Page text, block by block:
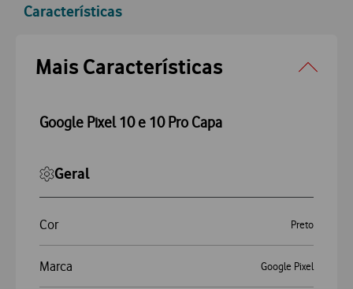
Características
Accordeon
Mais Características
Google Pixel 10 e 10 Pro Capa
Geral
Cor Preto
Marca Google Pixel